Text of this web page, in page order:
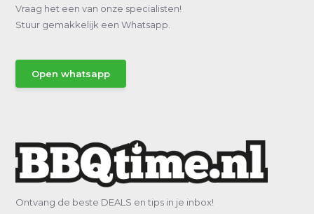
Vraag het een van onze specialisten!
Stuur gemakkelijk een Whatsapp.
Open whatsapp
Ontvang de beste DEALS en tips in je inbox!